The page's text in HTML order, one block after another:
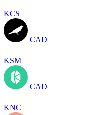
KCS
CAD
KSM
CAD
KNC